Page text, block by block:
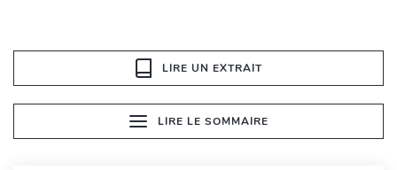
LIRE UN EXTRAIT
LIRE LE SOMMAIRE